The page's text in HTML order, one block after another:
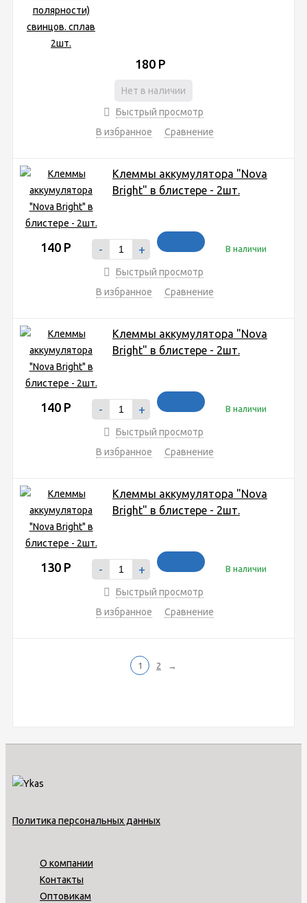
180 Р
Нет в наличии
Быстрый просмотр
В избранное
Сравнение
Клеммы аккумулятора "Nova
Bright" в блистере - 2шт.
140 Р - + В наличии
Быстрый просмотр
В избранное
Сравнение
Клеммы аккумулятора "Nova
Bright" в блистере - 2шт.
140 Р - + В наличии
Быстрый просмотр
В избранное
Сравнение
Клеммы аккумулятора "Nova
Bright" в блистере - 2шт.
130 Р - + В наличии
Быстрый просмотр
В избранное
Сравнение
1 2 →
Политика персональных данных
О компании
Контакты
Оптовикам